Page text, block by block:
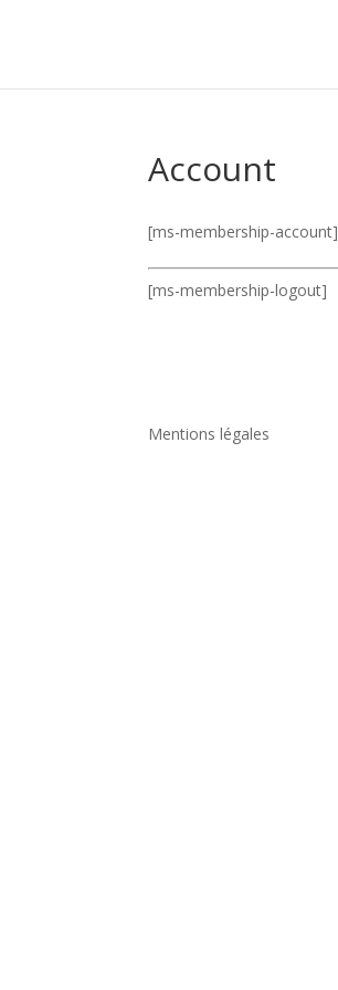
Account
[ms-membership-account]
[ms-membership-logout]
Mentions légales